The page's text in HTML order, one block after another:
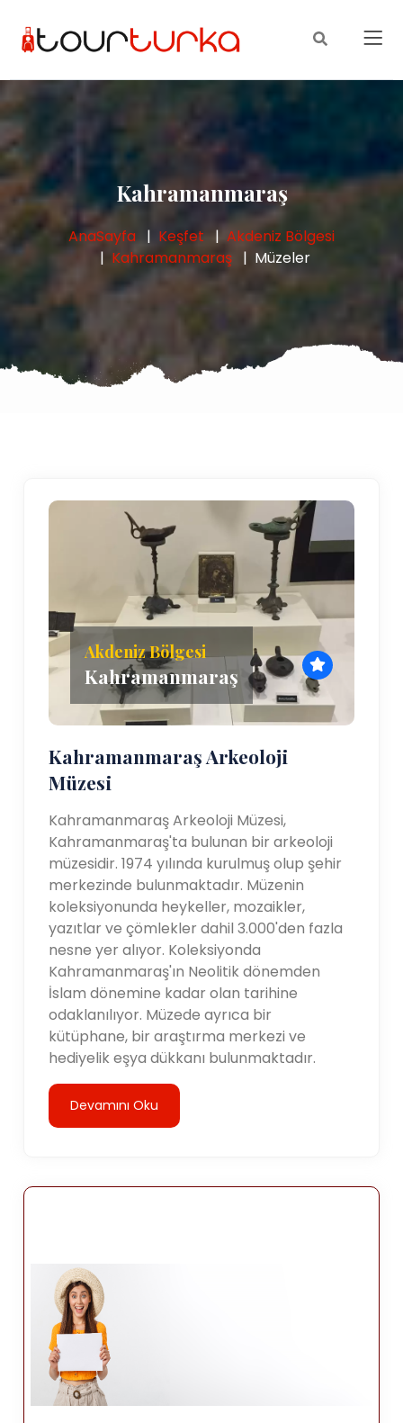
Kahramanmaraş
AnaSayfa Keşfet
Akdeniz Bölgesi
Kahramanmaraş
Müzeler
Akdeniz Bölgesi
Kahramanmaraş
Kahramanmaraş Arkeoloji
Müzesi
Kahramanmaraş Arkeoloji Müzesi,
Kahramanmaraş'ta bulunan bir arkeoloji
müzesidir. 1974 yılında kurulmuş olup şehir
merkezinde bulunmaktadır. Müzenin
koleksiyonunda heykeller, mozaikler,
yazıtlar ve çömlekler dahil 3.000'den fazla
nesne yer alıyor. Koleksiyonda
Kahramanmaraş'ın Neolitik dönemden
İslam dönemine kadar olan tarihine
odaklanılıyor. Müzede ayrıca bir
kütüphane, bir araştırma merkezi ve
hediyelik eşya dükkanı bulunmaktadır.
Devamını Oku